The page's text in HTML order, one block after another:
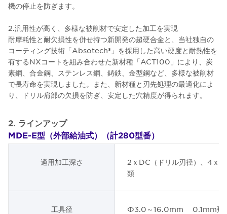
機の停止を防ぎます。
2.汎用性が高く、多様な被削材で安定した加工を実現
耐摩耗性と耐欠損性を併せ持つ新開発の超硬合金と、当社独自の
コーティング技術「Absotech®」を採用した高い硬度と耐熱性を
有するNXコートを組み合わせた新材種「ACT100」により、炭
素鋼、合金鋼、ステンレス鋼、鋳鉄、金型鋼など、多様な被削材
で長寿命を実現しました。また、新材種と刃先処理の最適化によ
り、ドリル肩部の欠損を防ぎ、安定した穴精度が得られます。
2. ラインアップ
MDE-E型（外部給油式）（計280型番）
適用加工深さ
2ｘDC（ドリル刃径）、4ｘ
類
工具径
Φ3.0～16.0mm 0.1mm飛